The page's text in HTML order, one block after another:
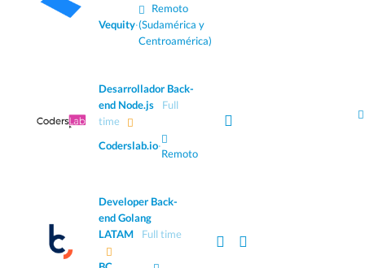
Vequity·
Remoto
(Sudamérica y
Centroamérica)
Desarrollador Back-
end Node.js
Full
time
Coderslab.io·
Remoto
Developer Back-
end Golang
LATAM
Full time